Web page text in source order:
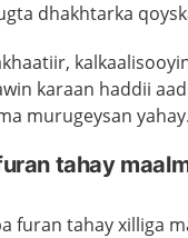
dhakhtarka
karaan haddii
murugeysan yahay.
tahay
furan tahay xilliga